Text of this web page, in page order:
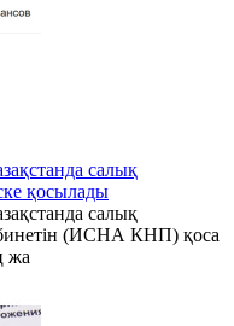
салық
қосылады
салық
(ИСНА КНП) қоса
жа